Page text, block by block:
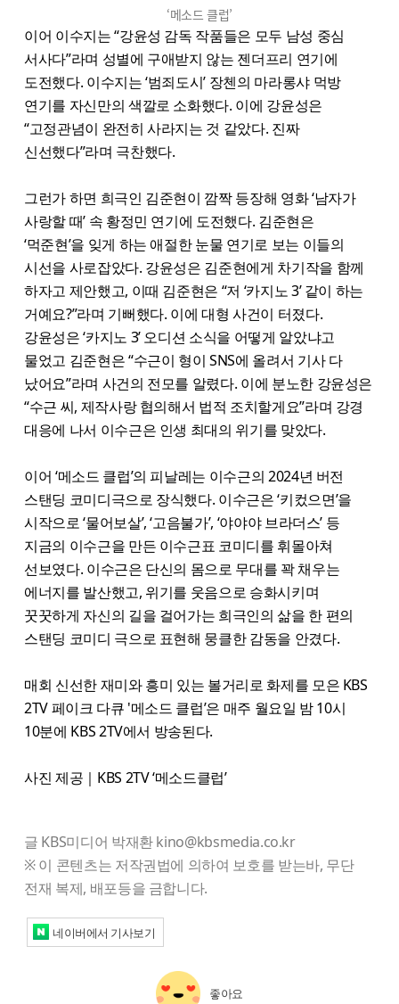
‘메소드 클럽’
이어 이수지는 “강윤성 감독 작품들은 모두 남성 중심
서사다”라며 성별에 구애받지 않는 젠더프리 연기에
도전했다. 이수지는 ‘범죄도시’ 장첸의 마라롱샤 먹방
연기를 자신만의 색깔로 소화했다. 이에 강윤성은
“고정관념이 완전히 사라지는 것 같았다. 진짜
신선했다”라며 극찬했다.
그런가 하면 희극인 김준현이 깜짝 등장해 영화 ‘남자가
사랑할 때’ 속 황정민 연기에 도전했다. 김준현은
‘먹준현’을 잊게 하는 애절한 눈물 연기로 보는 이들의
시선을 사로잡았다. 강윤성은 김준현에게 차기작을 함께
하자고 제안했고, 이때 김준현은 “저 ‘카지노 3’ 같이 하는
거예요?”라며 기뻐했다. 이에 대형 사건이 터졌다.
강윤성은 ‘카지노 3’ 오디션 소식을 어떻게 알았냐고
물었고 김준현은 “수근이 형이 SNS에 올려서 기사 다
났어요”라며 사건의 전모를 알렸다. 이에 분노한 강윤성은
“수근 씨, 제작사랑 협의해서 법적 조치할게요”라며 강경
대응에 나서 이수근은 인생 최대의 위기를 맞았다.
이어 ‘메소드 클럽’의 피날레는 이수근의 2024년 버전
스탠딩 코미디극으로 장식했다. 이수근은 ‘키컸으면’을
시작으로 ‘물어보살’, ‘고음불가’, ‘야야야 브라더스’ 등
지금의 이수근을 만든 이수근표 코미디를 휘몰아쳐
선보였다. 이수근은 단신의 몸으로 무대를 꽉 채우는
에너지를 발산했고, 위기를 웃음으로 승화시키며
꿋꿋하게 자신의 길을 걸어가는 희극인의 삶을 한 편의
스탠딩 코미디 극으로 표현해 뭉클한 감동을 안겼다.
매회 신선한 재미와 흥미 있는 볼거리로 화제를 모은 KBS
2TV 페이크 다큐 '메소드 클럽’은 매주 월요일 밤 10시
10분에 KBS 2TV에서 방송된다.
사진 제공｜KBS 2TV ‘메소드클럽’
글 KBS미디어 박재환 kino@kbsmedia.co.kr
※ 이 콘텐츠는 저작권법에 의하여 보호를 받는바, 무단
전재 복제, 배포등을 금합니다.
네이버에서 기사보기
좋아요